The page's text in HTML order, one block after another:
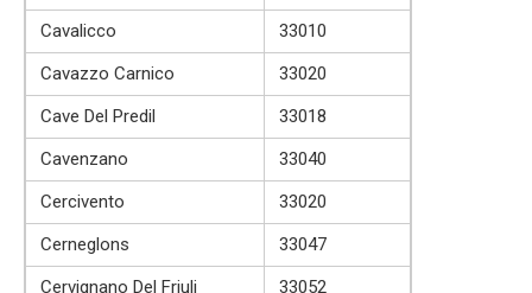
Cavalicco
33010
Cavazzo Carnico
33020
Cave Del Predil
33018
Cavenzano
33040
Cercivento
33020
Cerneglons
33047
Cervignano Del Friuli
33052